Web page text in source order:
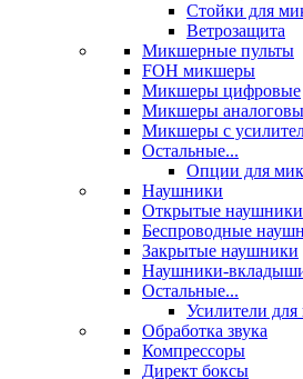
Стойки для
Ветрозащита
Микшерные пульты
FOH микшеры
Микшеры цифровые
Микшеры
Микшеры с
Остальные...
Опции для
Наушники
Открытые наушники
Беспроводные
Закрытые наушники
Наушники-
Остальные...
Усилители
Обработка звука
Компрессоры
Директ боксы